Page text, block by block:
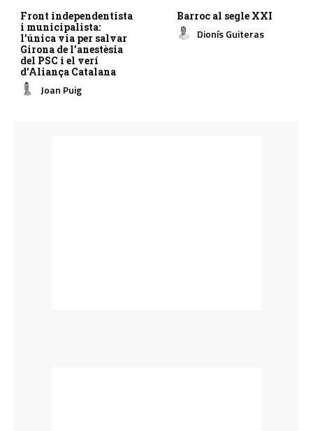
Front independentista
i municipalista:
l’única via per salvar
Girona de l’anestèsia
del PSC i el verí
d’Aliança Catalana
Joan Puig
Barroc al segle XXI
Dionís Guiteras